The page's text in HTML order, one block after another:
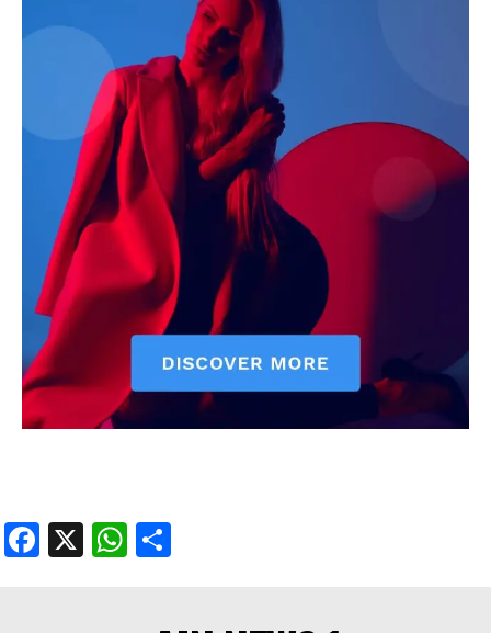
Contact Us
Privacy Policy
Terms of Use Agreement
Facebook
X WhatsApp
Share
Facebook
X WhatsApp